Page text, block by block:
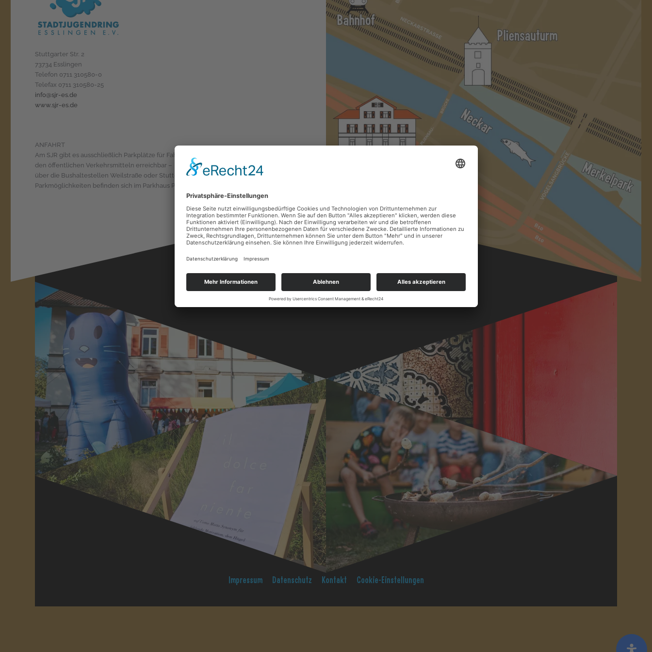
Stuttgarter Str. 2
73734 Esslingen
Telefon 0711 310580-0
Telefax 0711 310580-25
info@sjr-es.de
www.sjr-es.de
ANFAHRT
Am SJR gibt es ausschließlich Parkplätze für Fahrräder. Wir sind sehr gut zu Fuß und mit
den öffentlichen Verkehrsmitteln erreichbar – 5 min vom Esslinger Bahnhof oder direkt
über die Bushaltestellen Weilstraße oder Stuttgarter Straße. Die nächsten
Parkmöglichkeiten befinden sich im Parkhaus Pliensauturm.
Impressum Datenschutz Kontakt Cookie-Einstellungen